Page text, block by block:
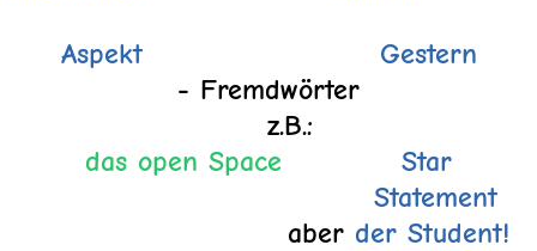
Aspekt
Gestern
- Fremdwörter
z.B.:
das open Space
Star
Statement
aber der Student!